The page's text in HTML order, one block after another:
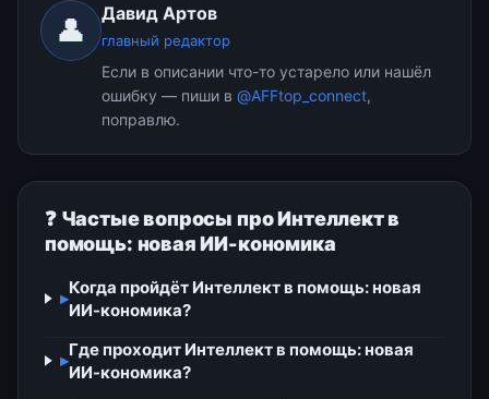
👤 Давид Артов
главный редактор
Если в описании что-то устарело или нашёл
ошибку — пиши в @AFFtop_connect,
поправлю.
❓ Частые вопросы про Интеллект в
помощь: новая ИИ-кономика
▸
Когда пройдёт Интеллект в помощь: новая
ИИ-кономика?
▸
Где проходит Интеллект в помощь: новая
ИИ-кономика?